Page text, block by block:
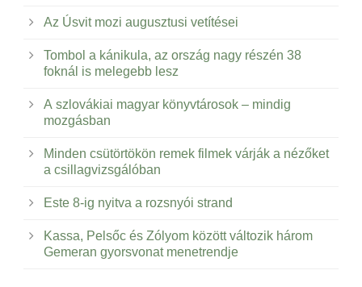
Az Úsvit mozi augusztusi vetítései
Tombol a kánikula, az ország nagy részén 38
foknál is melegebb lesz
A szlovákiai magyar könyvtárosok – mindig
mozgásban
Minden csütörtökön remek filmek várják a nézőket
a csillagvizsgálóban
Este 8-ig nyitva a rozsnyói strand
Kassa, Pelsőc és Zólyom között változik három
Gemeran gyorsvonat menetrendje